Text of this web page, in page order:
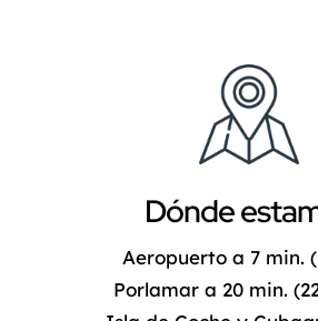
Dónde
Aeropuerto a 7 min.
Porlamar a 20 min.